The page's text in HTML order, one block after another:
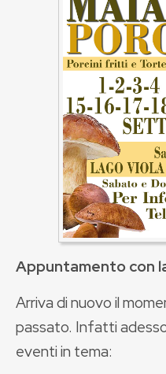
Appuntamentocon
Arriva di nuovo il
passato. Infatti
eventi in tema: